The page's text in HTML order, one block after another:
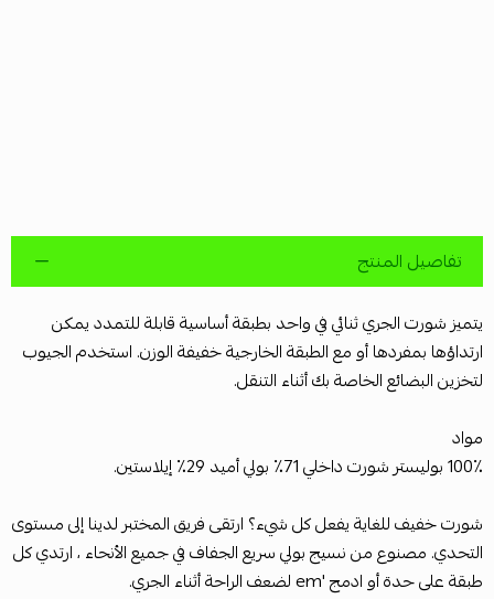
تفاصيل المنتج
يتميز شورت الجري ثنائي في واحد بطبقة أساسية قابلة للتمدد يمكن
ارتداؤها بمفردها أو مع الطبقة الخارجية خفيفة الوزن. استخدم الجيوب
لتخزين البضائع الخاصة بك أثناء التنقل.
مواد
100٪ بوليستر شورت داخلي 71٪ بولي أميد 29٪ إيلاستين.
شورت خفيف للغاية يفعل كل شيء؟ ارتقى فريق المختبر لدينا إلى مستوى
التحدي. مصنوع من نسيج بولي سريع الجفاف في جميع الأنحاء ، ارتدي كل
طبقة على حدة أو ادمج 'em لضعف الراحة أثناء الجري.